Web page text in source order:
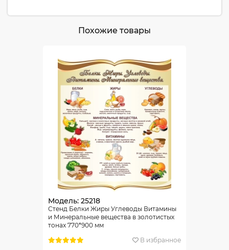
Похожие товары
Модель: 25218
Стенд Белки Жиры Углеводы Витамины
и Минеральные вещества в золотистых
тонах 770*900 мм
В избранное